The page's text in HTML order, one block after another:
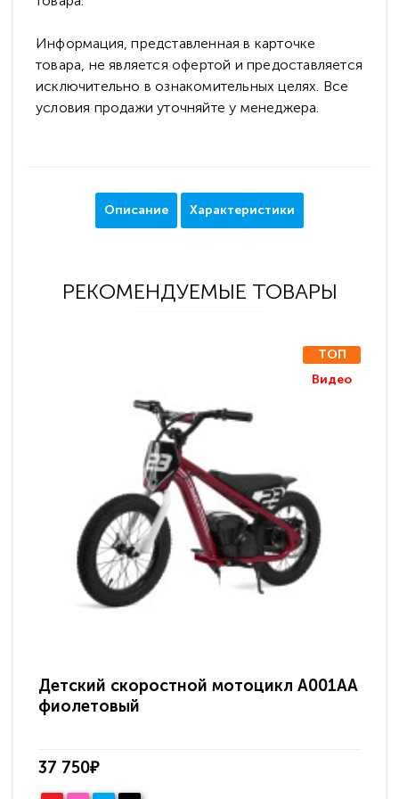
Информация, представленная в карточке
товара, не является офертой и предоставляется
исключительно в ознакомительных целях. Все
условия продажи уточняйте у менеджера.
Описание Характеристики
РЕКОМЕНДУЕМЫЕ ТОВАРЫ
ТОП
Видео
Детский скоростной мотоцикл A001AA
фиолетовый
37 750₽